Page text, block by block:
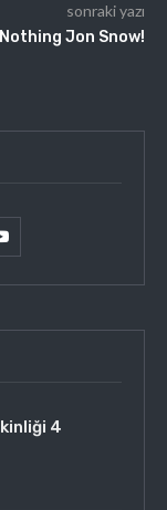
sonraki yazı
Jon Snow!
4